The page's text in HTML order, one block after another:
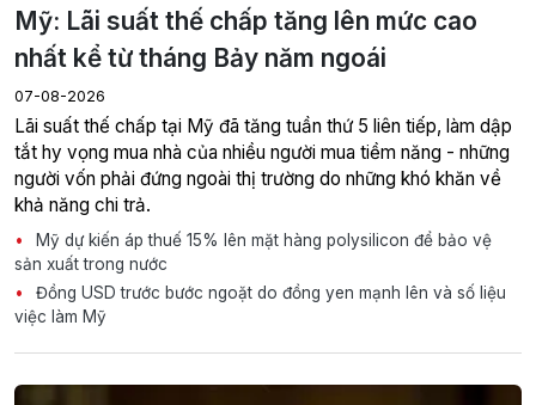
Mỹ: Lãi suất thế chấp tăng lên mức cao
nhất kể từ tháng Bảy năm ngoái
07-08-2026
Lãi suất thế chấp tại Mỹ đã tăng tuần thứ 5 liên tiếp, làm dập
tắt hy vọng mua nhà của nhiều người mua tiềm năng - những
người vốn phải đứng ngoài thị trường do những khó khăn về
khả năng chi trả.
Mỹ dự kiến áp thuế 15% lên mặt hàng polysilicon để bảo vệ
sản xuất trong nước
Đồng USD trước bước ngoặt do đồng yen mạnh lên và số liệu
việc làm Mỹ